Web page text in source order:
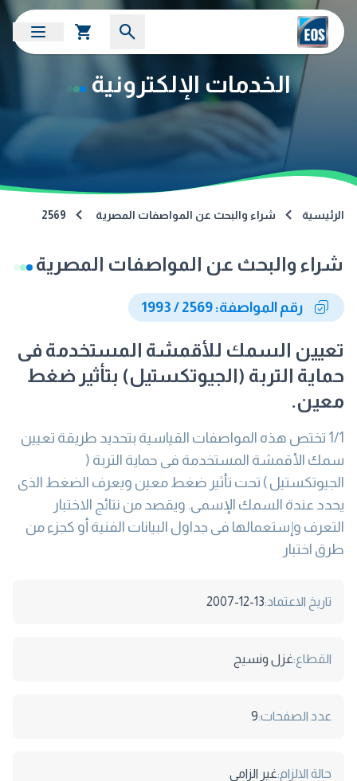
الخدمات الإلكترونية
الرئيسية شراء والبحث عن المواصفات المصرية 2569
شراء والبحث عن المواصفات المصرية
رقم المواصفة: 2569 / 1993
تعيين السمك للأقمشة المستخدمة فى
حماية التربة (الجيوتكستيل) بتأثير ضغط
معين.
1/1 تختص هذه المواصفات القياسية بتحديد طريقة تعيين
سمك الأقمشة المستخدمة فى حماية التربة (
الجيوتكستيل ) تحت تأثير ضغط معين ويعرف الضغط الذى
يحدد عندة السمك الإسمى. ويقصد من نتائج الاختبار
التعرف وإستعمالها فى جداول البيانات الفنية أو كجزء من
طرق اختبار
تاريخ الاعتماد:2007-12-13
القطاع:غزل ونسيج
عدد الصفحات:9
حالة الالزام:غير الزامى